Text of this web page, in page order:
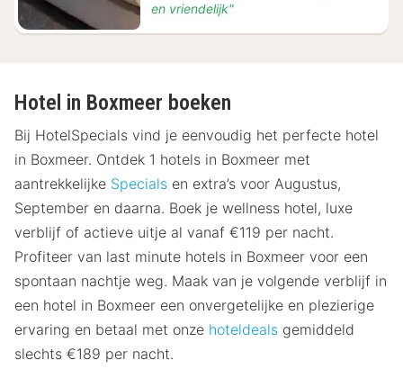
en vriendelijk"
Hotel in Boxmeer boeken
Bij HotelSpecials vind je eenvoudig het perfecte hotel
in Boxmeer. Ontdek 1 hotels in Boxmeer met
aantrekkelijke Specials en extra’s voor Augustus,
September en daarna. Boek je wellness hotel, luxe
verblijf of actieve uitje al vanaf €119 per nacht.
Profiteer van last minute hotels in Boxmeer voor een
spontaan nachtje weg. Maak van je volgende verblijf in
een hotel in Boxmeer een onvergetelijke en plezierige
ervaring en betaal met onze hoteldeals gemiddeld
slechts €189 per nacht.